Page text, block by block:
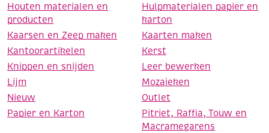
Houten materialen en
producten
Hulpmaterialen papier en
karton
Kaarsen en Zeep maken
Kaarten maken
Kantoorartikelen
Kerst
Knippen en snijden
Leer bewerken
Lijm
Mozaieken
Nieuw
Outlet
Papier en Karton
Pitriet, Raffia, Touw en
Macramegarens